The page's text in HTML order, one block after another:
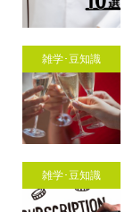
雑学･豆知識
雑学･豆知識